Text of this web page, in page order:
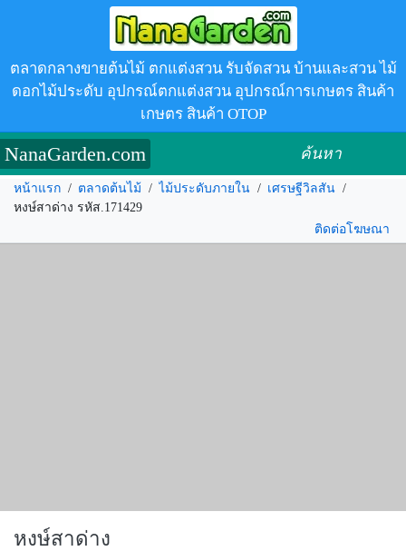
ตลาดกลางขายต้นไม้ ตกแต่งสวน รับจัดสวน บ้านและสวน ไม้
ดอกไม้ประดับ อุปกรณ์ตกแต่งสวน อุปกรณ์การเกษตร สินค้า
เกษตร สินค้า OTOP
NanaGarden.com ค้นหา
หน้าแรก / ตลาดต้นไม้ / ไม้ประดับภายใน / เศรษฐีวิลสัน /
หงษ์สาด่าง รหัส.171429
ติดต่อโฆษณา
หงษ์สาด่าง